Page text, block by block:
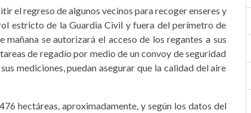
el regreso de algunos vecinos para recoger enseres y
estricto de la Guardia Civil y fuera del perímetro de
se autorizará el acceso de los regantes a sus
de regadío por medio de un convoy de seguridad
mediciones, puedan asegurar que la calidad del aire
hectáreas, aproximadamente, y según los datos del